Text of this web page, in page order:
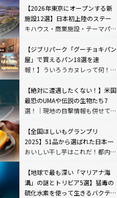
【2026年東京にオープンする新
施設12選】日本初上陸のステー
キハウス・商業施設・テーマパー
など
【ジブリパーク「グーチョキパン
屋」で買えるパン18選を速
報！】ういろうカヌレって何！？
【絶対に遭遇したくない！】米国
最恐のUMAや伝説の生物たち7
選！│現地の目撃情報も併せて紹
【全国ほしいもグランプリ
2025】51品から選ばれた日本一
おいしい干し芋はこれだ！都内ア
【地球で最も深い「マリアナ海
溝」の謎とトリビア5選】猛毒の
硫化水素を使って生きるバクテリ